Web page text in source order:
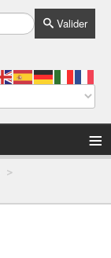
Valider
≡
>